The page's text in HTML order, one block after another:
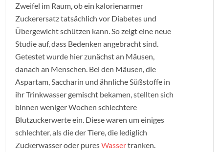
Zweifel im Raum, ob ein kalorienarmer
Zuckerersatz tatsächlich vor Diabetes und
Übergewicht schützen kann. So zeigt eine neue
Studie auf, dass Bedenken angebracht sind.
Getestet wurde hier zunächst an Mäusen,
danach an Menschen. Bei den Mäusen, die
Aspartam, Saccharin und ähnliche Süßstoffe in
ihr Trinkwasser gemischt bekamen, stellten sich
binnen weniger Wochen schlechtere
Blutzuckerwerte ein. Diese waren um einiges
schlechter, als die der Tiere, die lediglich
Zuckerwasser oder puresWassertranken.